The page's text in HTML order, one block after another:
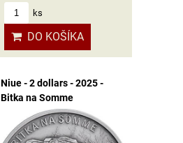
ks
DO KOŠÍKA
Niue - 2 dollars - 2025 -
Bitka na Somme